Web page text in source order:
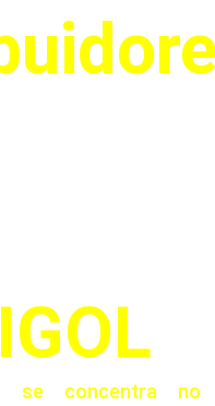
se concentra no